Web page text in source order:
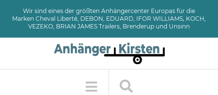
Wir sind eines der größten Anhängercenter Europas für die
Marken Cheval Liberté, DEBON, EDUARD, IFOR WILLIAMS, KOCH,
VEZEKO, BRIAN JAMES Trailers, Brenderup und Unsinn